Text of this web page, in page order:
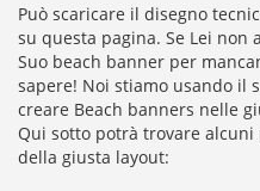
Può scaricare il disegno
su questa pagina. Se Lei non
Suo beach banner per
sapere! Noi stiamo usando il
creare Beach banners nelle
Qui sotto potrà trovare
della giusta layout: